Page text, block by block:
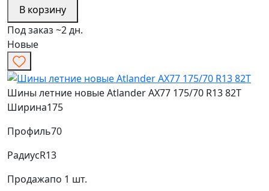
В корзину
Под заказ ~2 дн.
Новые
Шины летние новые Atlander AX77 175/70 R13 82T
Ширина175
Профиль70
РадиусR13
Продажапо 1 шт.